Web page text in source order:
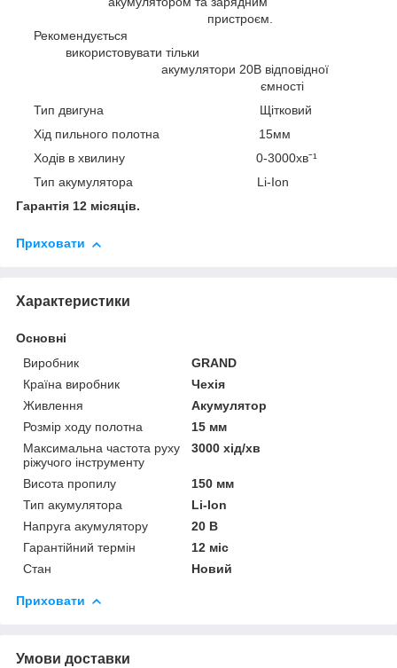
пристроєм.
Рекомендується
використовувати тільки
акумулятори 20В відповідної
ємності
Тип двигуна Щітковий
Хід пильного полотна 15мм
Ходів в хвилину 0-3000хвˉ¹
Тип акумулятора Li-Ion
Гарантія 12 місяців.
Приховати
Характеристики
Основні
Виробник
GRAND
Країна виробник
Чехія
Живлення
Акумулятор
Розмір ходу полотна
15 мм
Максимальна частота руху
ріжучого інструменту
3000 хід/хв
Висота пропилу
150 мм
Тип акумулятора
Li-Ion
Напруга акумулятору
20 В
Гарантійний термін
12 міс
Стан
Новий
Приховати
Умови доставки